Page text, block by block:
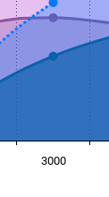
3000